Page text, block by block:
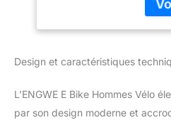
75
Design et caractéristiques
L’ENGWE E Bike Hommes Vélo
par son design moderne et